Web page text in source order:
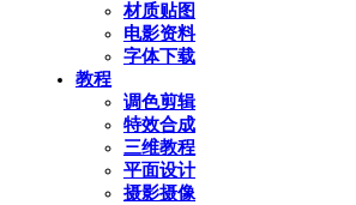
材质贴图
电影资料
字体下载
教程
调色剪辑
特效合成
三维教程
平面设计
摄影摄像